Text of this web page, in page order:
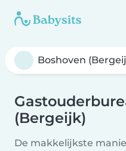
(Bergeijk)
De makkelijkste